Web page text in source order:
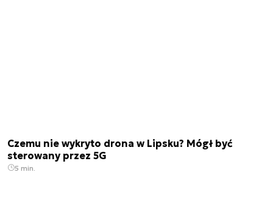
Czemu nie wykryto drona w Lipsku? Mógł być
sterowany przez 5G
5 min.